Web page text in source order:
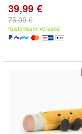
39,99 €
75,00 €
Kostenloser Versand